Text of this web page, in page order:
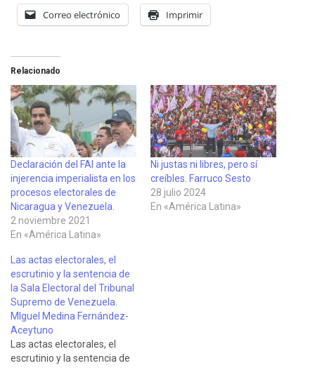
Correo electrónico Imprimir
Relacionado
Declaración del FAI ante la
injerencia imperialista en los
procesos electorales de
Nicaragua y Venezuela.
2 noviembre 2021
En «América Latina»
Ni justas ni libres, pero sí
creíbles. Farruco Sesto
28 julio 2024
En «América Latina»
Las actas electorales, el
escrutinio y la sentencia de
la Sala Electoral del Tribunal
Supremo de Venezuela.
MIguel Medina Fernández-
Aceytuno
Las actas electorales, el
escrutinio y la sentencia de